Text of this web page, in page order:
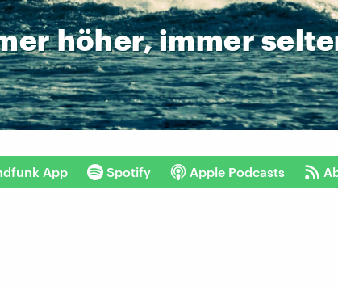
höher,immer
App Spotify Apple Podcasts